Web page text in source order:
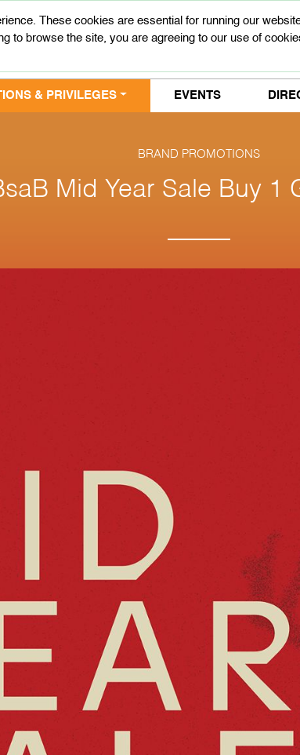
These cookies are essential for running our
to browse the site, you are agreeing to our use of
& PRIVILEGES EVENTS
BRAND PROMOTIONS
Mid Year Sale Buy 1